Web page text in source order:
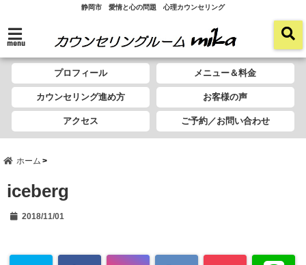
静岡市 愛情と心の問題 心理カウンセリング
menu
プロフィール メニュー＆料金
カウンセリング進め方 お客様の声
アクセス ご予約／お問い合わせ
ホーム
iceberg
2018/11/01